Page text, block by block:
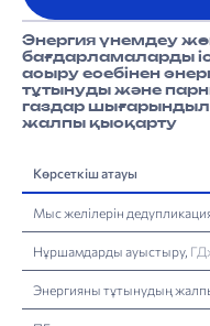
Энергия үнемдеу
бағдарламаларды
асыру есебінен
тұтынуды және
газдар
жалпы қысқарту
Көрсеткіш атауы
Мыс желілерін
Нұршамдарды ауыстыру,
Энергияны тұтынудың